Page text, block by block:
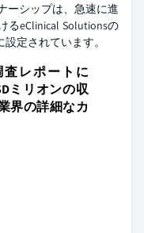
ーシップは、急速に進
るeClinical Solutionsの
定されています。
査レポートに
ミリオンの収
界の詳細なカ